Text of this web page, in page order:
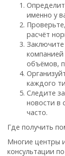
именно у
расчёт
компанией
объёмов,
каждого
Следите
новости в
часто.
Где получить
Многие центры
консультации